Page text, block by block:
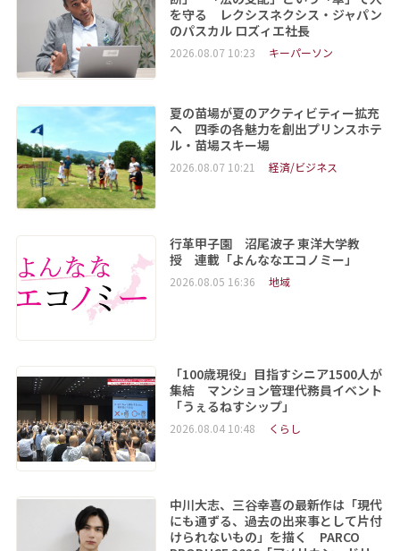
を守る レクシスネクシス・ジャパン
のパスカル ロズィエ社長
2026.08.07 10:23 キーパーソン
夏の苗場が夏のアクティビティー拡充
へ 四季の各魅力を創出プリンスホテ
ル・苗場スキー場
2026.08.07 10:21 経済/ビジネス
行革甲子園 沼尾波子 東洋大学教
授 連載「よんななエコノミー」
2026.08.05 16:36 地域
「100歳現役」目指すシニア1500人が
集結 マンション管理代務員イベント
「うぇるねすシップ」
2026.08.04 10:48 くらし
中川大志、三谷幸喜の最新作は「現代
にも通ずる、過去の出来事として片付
けられないもの」を描く PARCO